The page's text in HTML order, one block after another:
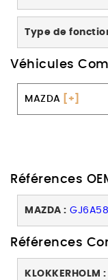
Type de
Véhicules
MAZDA [+]
Références
MAZDA :
Références
KLOKKERHOLM :